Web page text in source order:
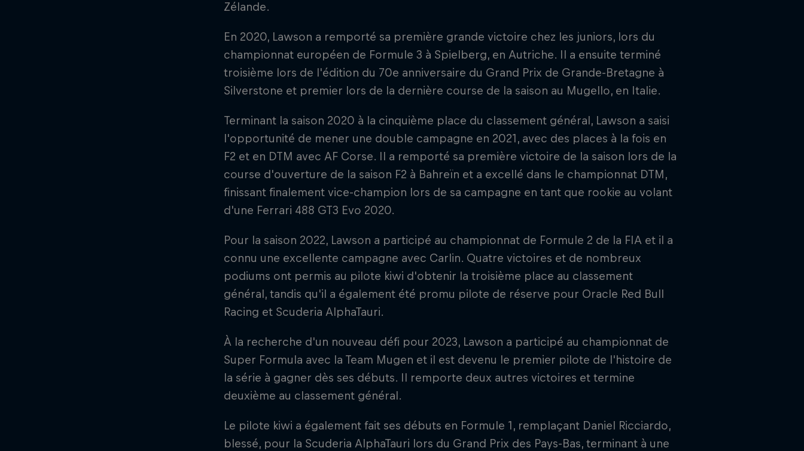
Zélande.
En 2020, Lawson a remporté sa première grande victoire chez les juniors, lors du
championnat européen de Formule 3 à Spielberg, en Autriche. Il a ensuite terminé
troisième lors de l'édition du 70e anniversaire du Grand Prix de Grande-Bretagne à
Silverstone et premier lors de la dernière course de la saison au Mugello, en Italie.
Terminant la saison 2020 à la cinquième place du classement général, Lawson a saisi
l'opportunité de mener une double campagne en 2021, avec des places à la fois en
F2 et en DTM avec AF Corse. Il a remporté sa première victoire de la saison lors de la
course d'ouverture de la saison F2 à Bahreïn et a excellé dans le championnat DTM,
finissant finalement vice-champion lors de sa campagne en tant que rookie au volant
d'une Ferrari 488 GT3 Evo 2020.
Pour la saison 2022, Lawson a participé au championnat de Formule 2 de la FIA et il a
connu une excellente campagne avec Carlin. Quatre victoires et de nombreux
podiums ont permis au pilote kiwi d'obtenir la troisième place au classement
général, tandis qu'il a également été promu pilote de réserve pour Oracle Red Bull
Racing et Scuderia AlphaTauri.
À la recherche d'un nouveau défi pour 2023, Lawson a participé au championnat de
Super Formula avec la Team Mugen et il est devenu le premier pilote de l'histoire de
la série à gagner dès ses débuts. Il remporte deux autres victoires et termine
deuxième au classement général.
Le pilote kiwi a également fait ses débuts en Formule 1, remplaçant Daniel Ricciardo,
blessé, pour la Scuderia AlphaTauri lors du Grand Prix des Pays-Bas, terminant à une